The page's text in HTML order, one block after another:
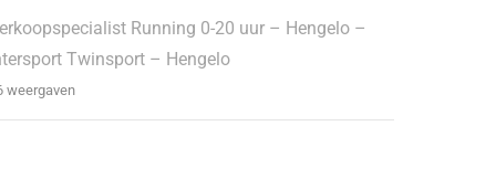
Running 0-20 uur – Hengelo –
Twinsport – Hengelo
weergaven